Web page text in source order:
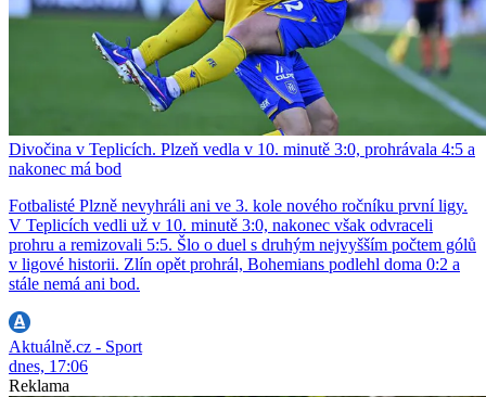
Divočina v Teplicích. Plzeň vedla v 10. minutě 3:0, prohrávala 4:5 a
nakonec má bod
Fotbalisté Plzně nevyhráli ani ve 3. kole nového ročníku první ligy.
V Teplicích vedli už v 10. minutě 3:0, nakonec však odvraceli
prohru a remizovali 5:5. Šlo o duel s druhým nejvyšším počtem gólů
v ligové historii. Zlín opět prohrál, Bohemians podlehl doma 0:2 a
stále nemá ani bod.
Aktuálně.cz - Sport
dnes, 17:06
Reklama